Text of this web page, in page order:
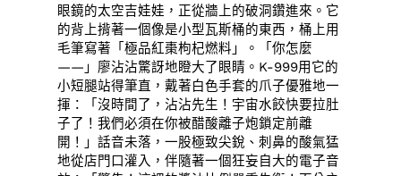
眼鏡的太空吉娃娃，正從牆上的破洞鑽進來。它
的背上揹著一個像是小型瓦斯桶的東西，桶上用
毛筆寫著「極品紅棗枸杞燃料」。「你怎麼
——」廖沾沾驚訝地瞪大了眼睛。K-999用它的
小短腿站得筆直，戴著白色手套的爪子優雅地一
揮：「沒時間了，沾沾先生！宇宙水餃快要拉肚
子了！我們必須在你被醋酸離子炮鎖定前離
開！」話音未落，一股極致尖銳、刺鼻的酸氣猛
地從店門口灌入，伴隨著一個狂妄自大的電子音